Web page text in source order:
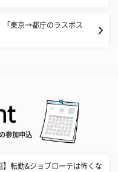
「東京→都庁のラスボス
参加申込
】転勤&ジョブローテは怖くな